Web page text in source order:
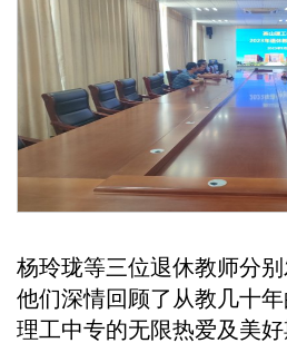
杨玲珑等三位退休教师分别
他们深情回顾了从教几十
理工中专的无限热爱及美好